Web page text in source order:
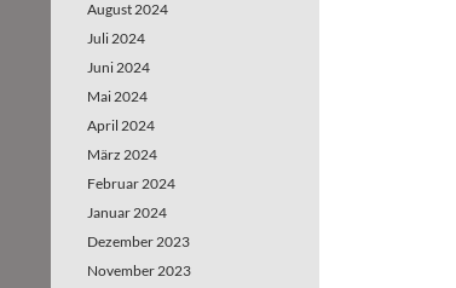
August 2024
Juli 2024
Juni 2024
Mai 2024
April 2024
März 2024
Februar 2024
Januar 2024
Dezember 2023
November 2023